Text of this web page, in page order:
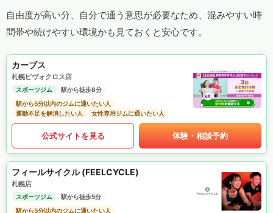
自由度が高い分、自分で通う意思が必要なため、混みやすい時
間帯や続けやすい環境かも見ておくと安心です。
カーブス
札幌ピヴォクロス店
スポーツジム
駅から徒歩8分
駅から5分以内のジムに通いたい人
運動不足を解消したい人
女性専用ジムに通いたい人
公式サイトを見る 体験・相談予約
フィールサイクル (FEELCYCLE)
札幌店
スポーツジム
駅から徒歩5分
駅から5分以内のジムに通いたい人